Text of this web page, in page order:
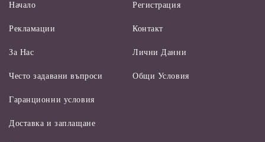
Начало
Рекламации
За Нас
Често задавани въпроси
Регистрация
Контакт
Лични Данни
Общи Условия
Гаранционни условия
Доставка и заплащане